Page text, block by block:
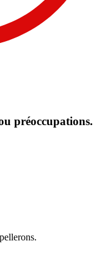
préoccupations.